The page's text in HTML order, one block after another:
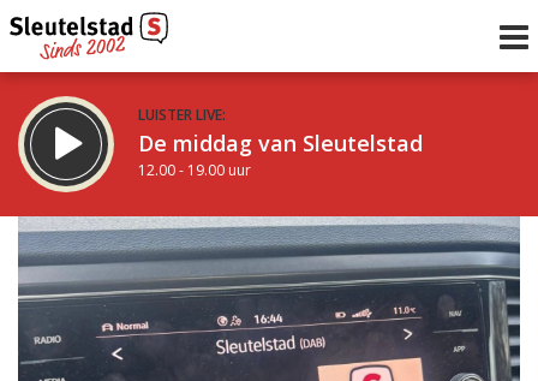
LUISTER LIVE:
De middag van Sleutelstad
12.00 - 19.00 uur
STRAKS:
De avond van Sleutelstad
19.00 - 22.00 uur
Vorig uur
uur 1 van 0 Volgend uur